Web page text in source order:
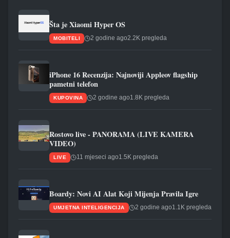
Šta je Xiaomi Hyper OS
MOBITELI 2 godine ago2.2K pregleda
iPhone 16 Recenzija: Najnoviji Appleov flagship
pametni telefon
KUPOVINA 2 godine ago1.8K pregleda
Rostovo live - PANORAMA (LIVE KAMERA
VIDEO)
LIVE 11 mjeseci ago1.5K pregleda
Boardy: Novi AI Alat Koji Mijenja Pravila Igre
UMJETNA INTELIGENCIJA 2 godine ago1.1K pregleda